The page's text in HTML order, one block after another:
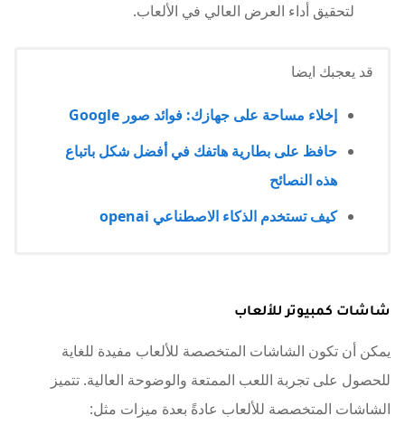
لتحقيق أداء العرض العالي في الألعاب.
قد يعجبك ايضا
إخلاء مساحة على جهازك: فوائد صور Google
حافظ على بطارية هاتفك في أفضل شكل باتباع
هذه النصائح
كيف تستخدم الذكاء الاصطناعي openai
شاشات كمبيوتر للألعاب
يمكن أن تكون الشاشات المتخصصة للألعاب مفيدة للغاية
للحصول على تجربة اللعب الممتعة والوضوحة العالية. تتميز
الشاشات المتخصصة للألعاب عادةً بعدة ميزات مثل: